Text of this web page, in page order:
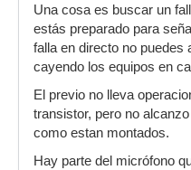
Una cosa es buscar un
estás preparado para
falla en directo no puedes
cayendo los equipos en
El previo no lleva
transistor, pero no
como estan montados.
Hay parte del micrófono